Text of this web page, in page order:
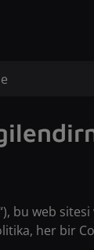
bu web
her bir